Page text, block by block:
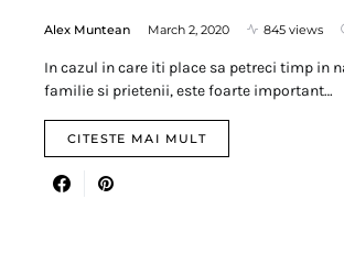
Alex Muntean March 2, 2020 845 views
In cazul in care iti place sa petreci timp in
familie si prietenii, este foarte important…
CITESTE MAI MULT